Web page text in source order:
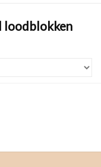
loodblokken